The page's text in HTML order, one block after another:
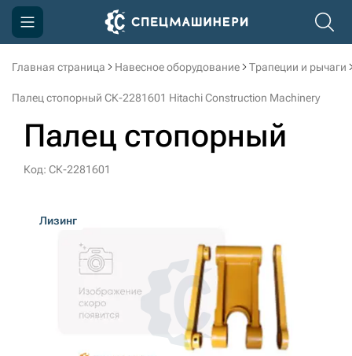
Главная страница Навесное оборудование Трапеции и рычаги
Палец стопорный СК-2281601 Hitachi Construction Machinery
Палец стопорный
Код: СК-2281601
Лизинг
Компания
Доставка и оплата
Информация
3D тур по производству
3D тур по складам